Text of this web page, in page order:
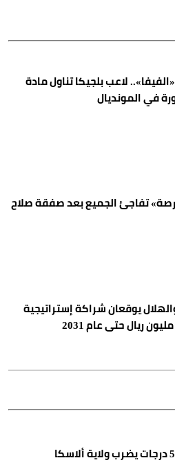
لاعب بلجيكا تناول مادة
في المونديال
تفاجئ الجميع بعد صفقة صلاح
يوقعان شراكة إستراتيجية
زلزال بقوة 5.5 درجات يضرب ولاية ألاسكا